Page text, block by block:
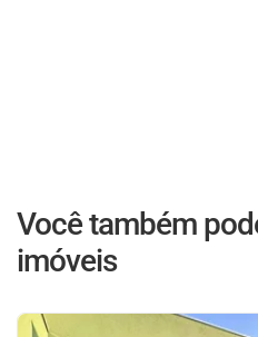
Você também
imóveis